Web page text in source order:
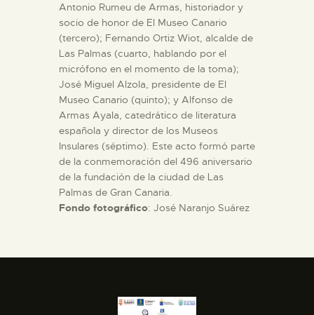
Antonio Rumeu de Armas, historiador y
socio de honor de El Museo Canario
(tercero); Fernando Ortiz Wiot, alcalde de
Las Palmas (cuarto, hablando por el
micrófono en el momento de la toma);
José Miguel Alzola, presidente de El
Museo Canario (quinto); y Alfonso de
Armas Ayala, catedrático de literatura
española y director de los Museos
Insulares (séptimo). Este acto formó parte
de la conmemoración del 496 aniversario
de la fundación de la ciudad de Las
Palmas de Gran Canaria.
Fondo fotográfico: José Naranjo Suárez